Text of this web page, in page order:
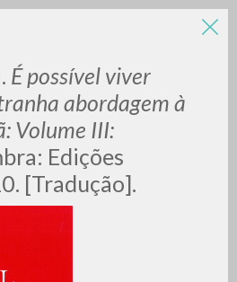
É possível viver
abordagem à
Volume III:
Edições
[Tradução].
LUIGI
scritti